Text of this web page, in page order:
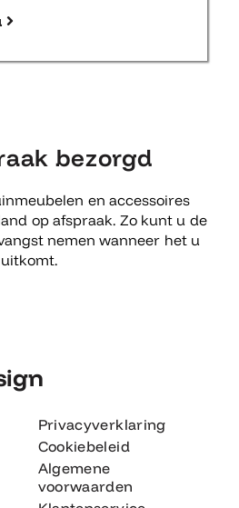
bezorgd
en accessoires
op afspraak. Zo kunt u de
nemen wanneer het u
uitkomt.
Privacyverklaring
Cookiebeleid
Algemene
voorwaarden